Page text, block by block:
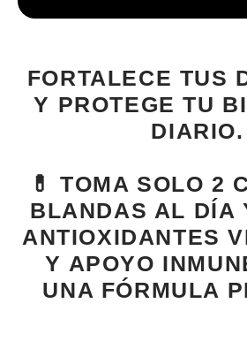
FORTALECE TUS
Y PROTEGE TU
DIARIO.
💊 TOMA SOLO 2
BLANDAS AL DÍA
ANTIOXIDANTES
Y APOYO
UNA FÓRMULA